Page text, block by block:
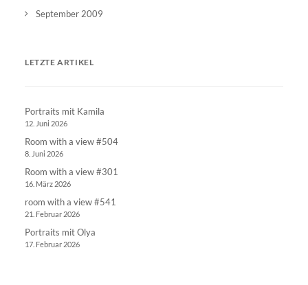
September 2009
LETZTE ARTIKEL
Portraits mit Kamila
12. Juni 2026
Room with a view #504
8. Juni 2026
Room with a view #301
16. März 2026
room with a view #541
21. Februar 2026
Portraits mit Olya
17. Februar 2026